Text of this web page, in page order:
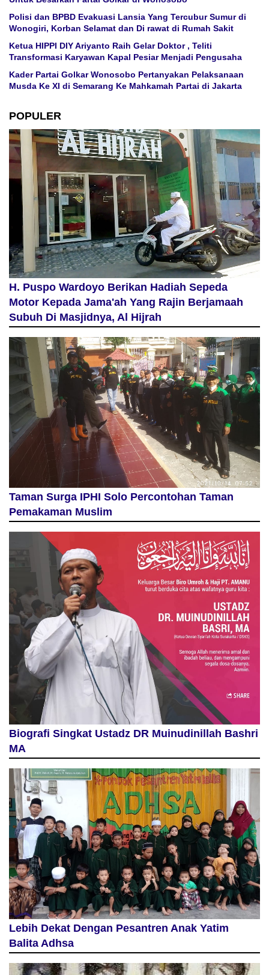
Polisi dan BPBD Evakuasi Lansia Yang Tercubur Sumur di
Wonogiri, Korban Selamat dan Di rawat di Rumah Sakit
Ketua HIPPI DIY Ariyanto Raih Gelar Doktor , Teliti
Transformasi Karyawan Kapal Pesiar Menjadi Pengusaha
Kader Partai Golkar Wonosobo Pertanyakan Pelaksanaan
Musda Ke XI di Semarang Ke Mahkamah Partai di Jakarta
POPULER
H. Puspo Wardoyo Berikan Hadiah Sepeda
Motor Kepada Jama'ah Yang Rajin Berjamaah
Subuh Di Masjidnya, Al Hijrah
Taman Surga IPHI Solo Percontohan Taman
Pemakaman Muslim
Biografi Singkat Ustadz DR Muinudinillah Bashri
MA
Lebih Dekat Dengan Pesantren Anak Yatim
Balita Adhsa